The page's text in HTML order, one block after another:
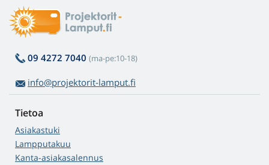
09 4272 7040 (ma-pe:10-18)
info@projektorit-lamput.fi
Tietoa
Asiakastuki
Lampputakuu
Kanta-asiakasalennus